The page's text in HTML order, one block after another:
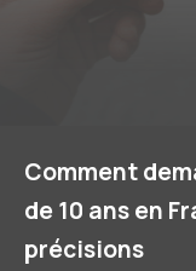
Comment
de 10 ans en
précisions